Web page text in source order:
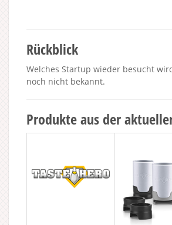
Rückblick
Welches Startup wieder besucht
noch nicht bekannt.
Produkte aus der